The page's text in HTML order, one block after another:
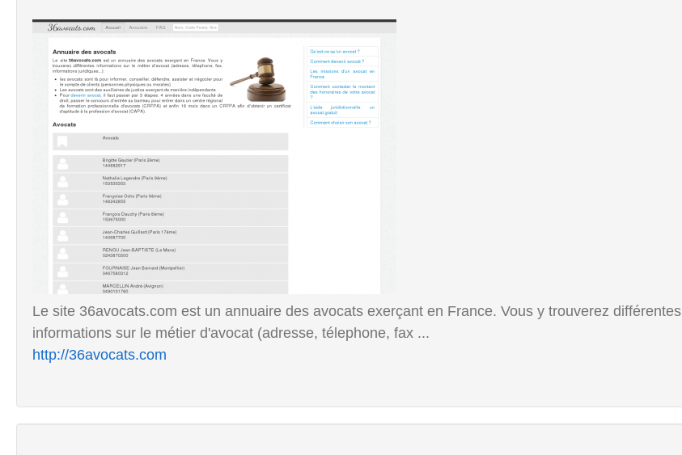
Le site 36avocats.com est un annuaire des avocats exerçant en France. Vous y trouverez différentes
informations sur le métier d'avocat (adresse, télephone, fax ...
http://36avocats.com